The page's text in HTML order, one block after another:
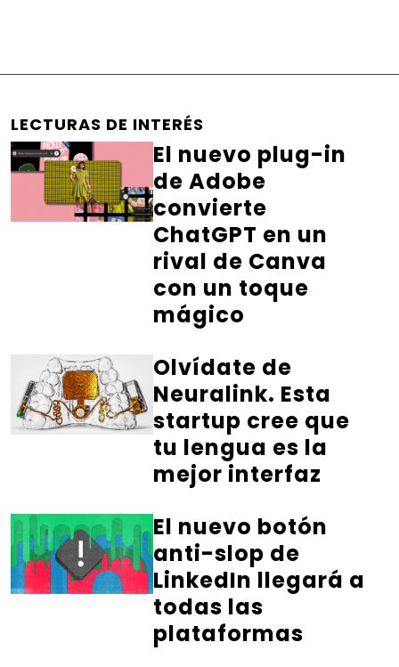
LECTURAS DE INTERÉS
El nuevo plug-in
de Adobe
convierte
ChatGPT en un
rival de Canva
con un toque
mágico
Olvídate de
Neuralink. Esta
startup cree que
tu lengua es la
mejor interfaz
El nuevo botón
anti-slop de
LinkedIn llegará a
todas las
plataformas